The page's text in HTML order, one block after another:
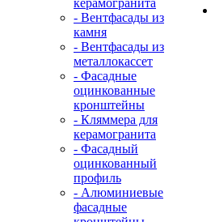
керамогранита
- Вентфасады из
камня
- Вентфасады из
металлокассет
- Фасадные
оцинкованные
кронштейны
- Кляммера для
керамогранита
- Фасадный
оцинкованный
профиль
- Алюминиевые
фасадные